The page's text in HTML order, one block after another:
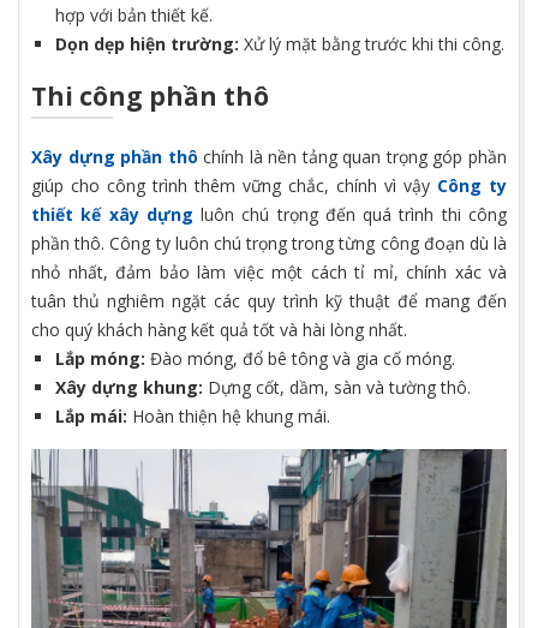
hợp với bản thiết kế.
Dọn dẹp hiện trường: Xử lý mặt bằng trước khi thi công.
Thi công phần thô
Xây dựng phần thô chính là nền tảng quan trọng góp phần
giúp cho công trình thêm vững chắc, chính vì vậy Công ty
thiết kế xây dựng luôn chú trọng đến quá trình thi công
phần thô. Công ty luôn chú trọng trong từng công đoạn dù là
nhỏ nhất, đảm bảo làm việc một cách tỉ mỉ, chính xác và
tuân thủ nghiêm ngặt các quy trình kỹ thuật để mang đến
cho quý khách hàng kết quả tốt và hài lòng nhất.
Lắp móng: Đào móng, đổ bê tông và gia cố móng.
Xây dựng khung: Dựng cốt, dầm, sàn và tường thô.
Lắp mái: Hoàn thiện hệ khung mái.